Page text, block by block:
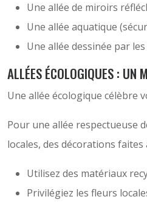
Une allée de miroirs
Une allée aquatique
Une allée dessinée par
ALLÉES ÉCOLOGIQUES : UN
Une allée écologique célèbre
Pour une allée respectueuse
locales, des décorations
Utilisez des matériaux
Privilégiez les fleurs